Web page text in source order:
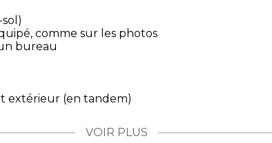
comme sur les photos
bureau
extérieur (en tandem)
VOIR PLUS